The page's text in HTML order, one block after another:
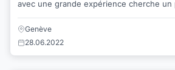
avec une grande expérience cherche un
Genève
28.06.2022